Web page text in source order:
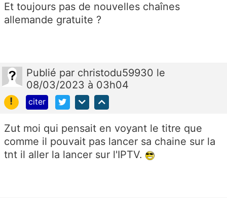
Et toujours pas de nouvelles chaînes
allemande gratuite ?
Publié par christodu59930 le
08/03/2023 à 03h04
!
citer
Zut moi qui pensait en voyant le titre que
comme il pouvait pas lancer sa chaine sur la
tnt il aller la lancer sur l'IPTV.